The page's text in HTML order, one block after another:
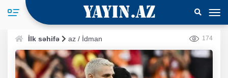
İlk səhifə az / İdman 174